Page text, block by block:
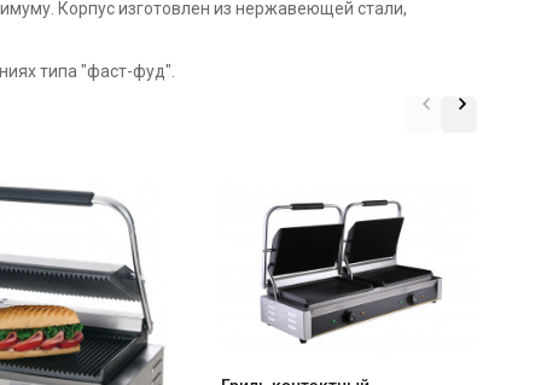
Корпус изготовлен из нержавеющей стали,
типа "фаст-фуд".